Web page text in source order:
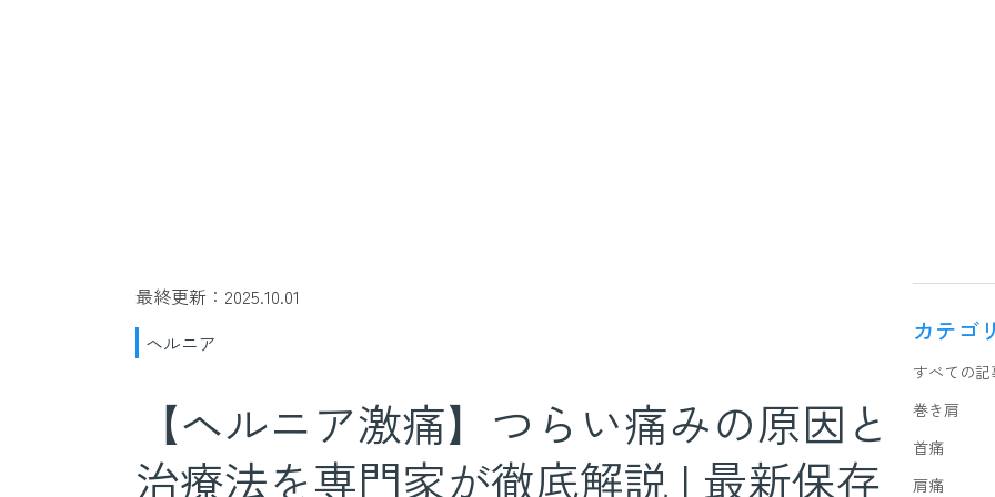
最終更新：2025.10.01
ヘルニア
【ヘルニア激痛】つらい痛みの原因と
治療法を専門家が徹底解説 | 最新保存
カテゴ
すべての記
巻き肩
首痛
肩痛